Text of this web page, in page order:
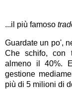
...il più famoso
Guardate un po',
Che schifo, con
almeno il 40%.
gestione
più di 5 milioni di